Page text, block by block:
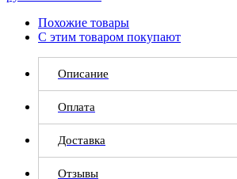
Похожие товары
С этим товаром покупают
Описание
Оплата
Доставка
Отзывы